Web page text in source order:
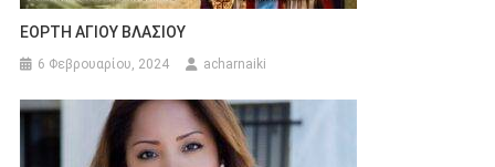
ΕΟΡΤΗ ΑΓΙΟΥ ΒΛΑΣΙΟΥ
6 Φεβρουαρίου, 2024 acharnaiki